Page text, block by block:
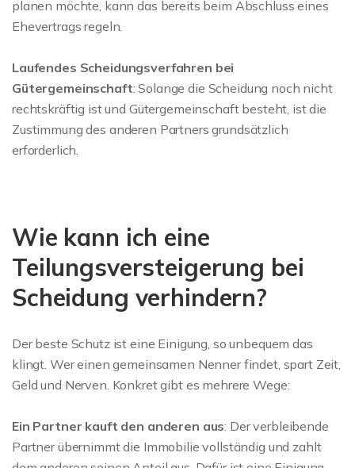
planen möchte, kann das bereits beim Abschluss eines
Ehevertrags regeln.
Laufendes Scheidungsverfahren bei
Gütergemeinschaft: Solange die Scheidung noch nicht
rechtskräftig ist und Gütergemeinschaft besteht, ist die
Zustimmung des anderen Partners grundsätzlich
erforderlich.
Wie kann ich eine
Teilungsversteigerung bei
Scheidung verhindern?
Der beste Schutz ist eine Einigung, so unbequem das
klingt. Wer einen gemeinsamen Nenner findet, spart Zeit,
Geld und Nerven. Konkret gibt es mehrere Wege:
Ein Partner kauft den anderen aus: Der verbleibende
Partner übernimmt die Immobilie vollständig und zahlt